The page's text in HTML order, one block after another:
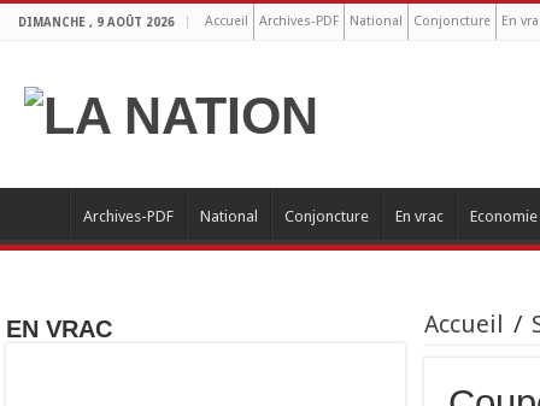
DIMANCHE , 9 AOÛT 2026 Accueil Archives-PDF National Conjoncture En
Archives-PDF National Conjoncture En vrac Economie
Accueil /
EN VRAC